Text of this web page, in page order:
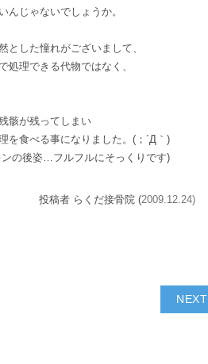
じゃないでしょうか。
した憧れがございまして、
処理できる代物ではなく、
骸が残ってしまい
を食べる事になりました。(；´Д｀)
の後姿…フルフルにそっくりです)
投稿者 らくだ接骨院 (2009.12.24)
NEXT